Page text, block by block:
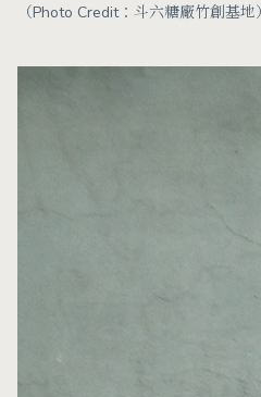
（Photo Credit：斗六糖廠竹創基地）